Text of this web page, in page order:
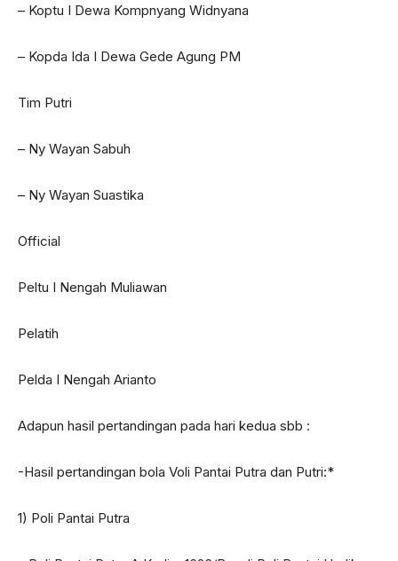
– Koptu I Dewa Kompnyang Widnyana
– Kopda Ida I Dewa Gede Agung PM
Tim Putri
– Ny Wayan Sabuh
– Ny Wayan Suastika
Official
Peltu I Nengah Muliawan
Pelatih
Pelda I Nengah Arianto
Adapun hasil pertandingan pada hari kedua sbb :
-Hasil pertandingan bola Voli Pantai Putra dan Putri:*
1) Poli Pantai Putra